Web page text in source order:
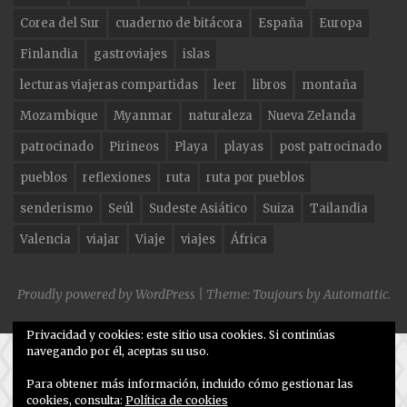
o
o
k
m
Corea del Sur
cuaderno de bitácora España
Europa
Finlandia
gastroviajes
islas
lecturas viajeras compartidas
leer libros
montaña
Mozambique
Myanmar naturaleza
Nueva Zelanda
patrocinado
Pirineos Playa playas
post patrocinado
pueblos
reflexiones ruta
ruta por pueblos
senderismo
Seúl Sudeste Asiático Suiza
Tailandia
Valencia
viajar Viaje viajes África
Proudly powered by WordPress Theme: Toujours byAutomattic.
Privacidad y cookies: este sitio usa cookies. Si continúas
navegando por él, aceptas su uso.
Para obtener más información, incluido cómo gestionar las
cookies, consulta: Política de cookies